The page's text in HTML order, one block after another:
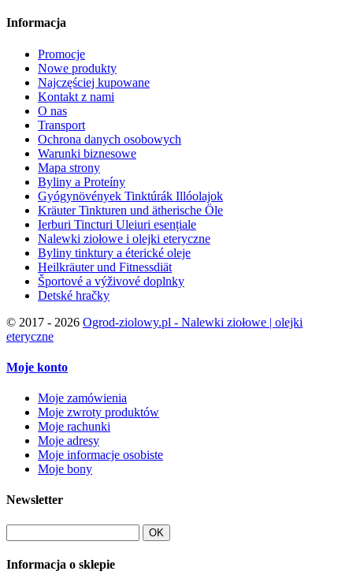
Informacja
Promocje
Nowe produkty
Najczęściej kupowane
Kontakt z nami
O nas
Transport
Ochrona danych osobowych
Warunki biznesowe
Mapa strony
Byliny a Proteíny
Gyógynövények Tinktúrák Illóolajok
Kräuter Tinkturen und ätherische Öle
Ierburi Tincturi Uleiuri esențiale
Nalewki ziołowe i olejki eteryczne
Byliny tinktury a éterické oleje
Heilkräuter und Fitnessdiät
Športové a výživové doplnky
Detské hračky
© 2017 - 2026 Ogrod-ziolowy.pl - Nalewki ziołowe | olejki
eteryczne
Moje konto
Moje zamówienia
Moje zwroty produktów
Moje rachunki
Moje adresy
Moje informacje osobiste
Moje bony
Newsletter
OK
Informacja o sklepie